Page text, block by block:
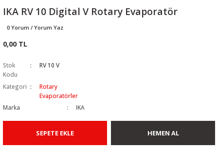
IKA RV 10 Digital V Rotary Evaporatör
0 Yorum / Yorum Yaz
0,00 TL
Stok
Kodu
RV 10 V
Kategori
Rotary
Evaporatörler
Marka
IKA
SEPETE EKLE HEMEN AL